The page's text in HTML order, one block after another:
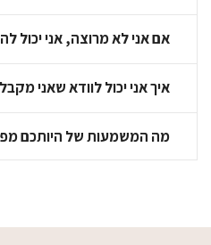
אם אני לא מרוצה, אני יכול
איך אני יכול לוודא שאני
מה המשמעות של היותכם